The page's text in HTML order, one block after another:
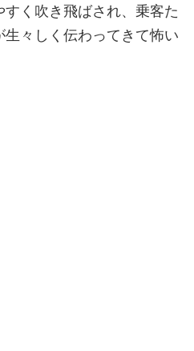
く吹き飛ばされ、乗客た
々しく伝わってきて怖い